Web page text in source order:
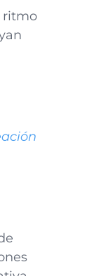
ritmo